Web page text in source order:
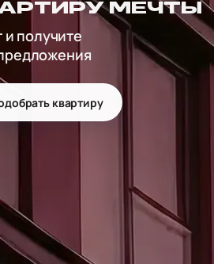
МЕЧТЫ
и получите
квартиру